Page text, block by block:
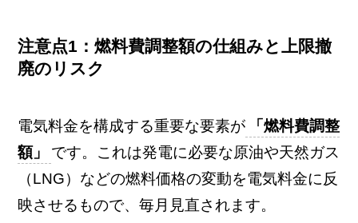
注意点1：燃料費調整額の仕組みと上限撤
廃のリスク
電気料金を構成する重要な要素が
「燃料費調整
額」
です。これは発電に必要な原油や天然ガス
（LNG）などの燃料価格の変動を電気料金に反
映させるもので、毎月見直されます。